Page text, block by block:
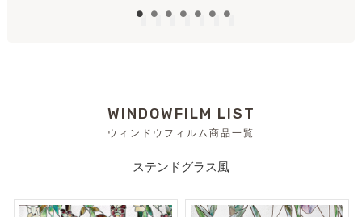
WINDOWFILM LIST
ウィンドウフィルム商品一覧
ステンドグラス風